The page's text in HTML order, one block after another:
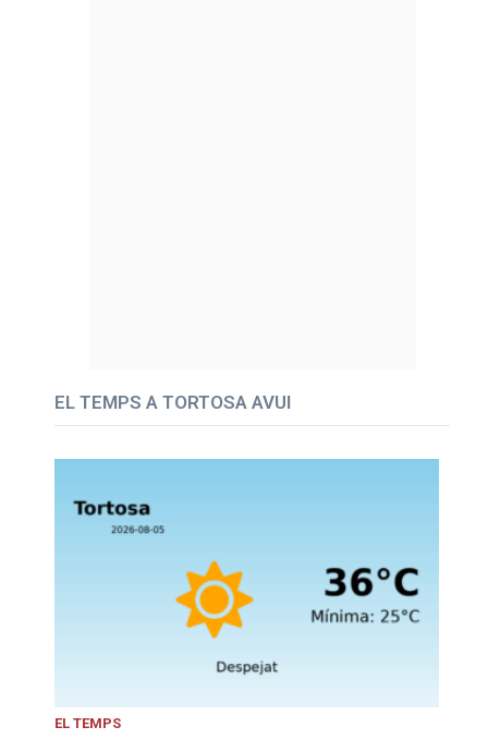
EL TEMPS A TORTOSA AVUI
EL TEMPS